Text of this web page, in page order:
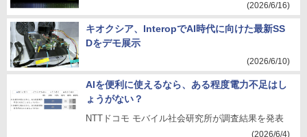
(2026/6/16)
キオクシア、InteropでAI時代に向けた最新SS
Dをデモ展示
(2026/6/10)
AIを便利に使えるなら、ある程度電力不足はし
ょうがない？
NTTドコモ モバイル社会研究所が調査結果を発表
(2026/6/4)